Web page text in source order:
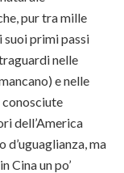
pur tra mille
primi passi
nelle
e nelle
dell’America
ma
Cina un po’